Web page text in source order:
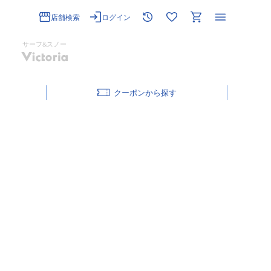
店舗検索 ログイン
サーフ&スノー
クーポン